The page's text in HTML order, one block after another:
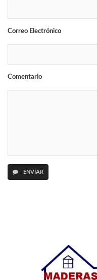
Correo Electrónico
Comentario
ENVIAR